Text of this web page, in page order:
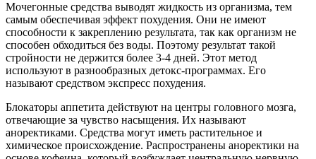
Мочегонные средства выводят жидкость из организма, тем
самым обеспечивая эффект похудения. Они не имеют
способности к закреплению результата, так как организм не
способен обходиться без воды. Поэтому результат такой
стройности не держится более 3-4 дней. Этот метод
используют в разнообразных детокс-программах. Его
называют средством экспресс похудения.
Блокаторы аппетита действуют на центры головного мозга,
отвечающие за чувство насыщения. Их называют
аноректиками. Средства могут иметь растительное и
химическое происхождение. Распространены аноректики на